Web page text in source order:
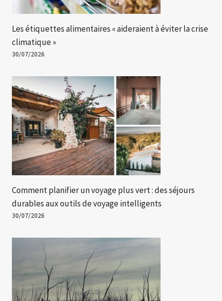
Les étiquettes alimentaires « aideraient à éviter la crise
climatique »
30/07/2026
Comment planifier un voyage plus vert : des séjours
durables aux outils de voyage intelligents
30/07/2026